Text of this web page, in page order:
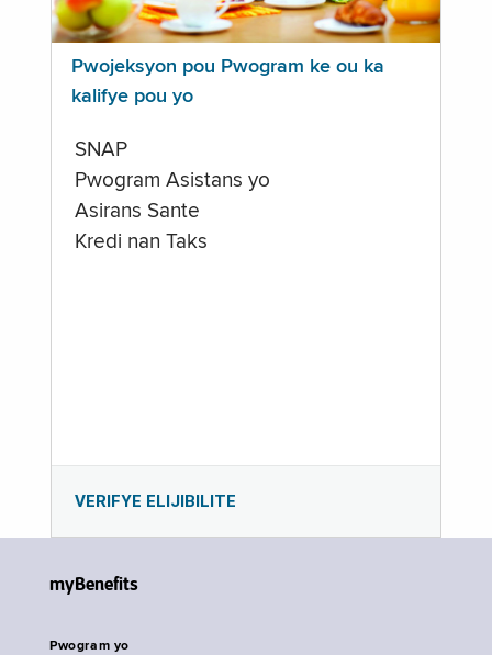
Pwojeksyon pou Pwogram ke ou ka
kalifye pou yo
SNAP
Pwogram Asistans yo
Asirans Sante
Kredi nan Taks
VERIFYE ELIJIBILITE
myBenefits
Pwogram yo